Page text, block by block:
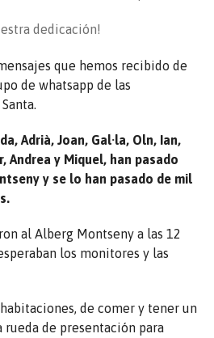
dedicación!
que hemos recibido de
de whatsapp de las
Adrià, Joan, Gal·la, Oln, Ian,
Andrea y Miquel, han pasado
y se lo han pasado de mil
al Alberg Montseny a las 12
los monitores y las
de comer y tener un
rueda de presentación para